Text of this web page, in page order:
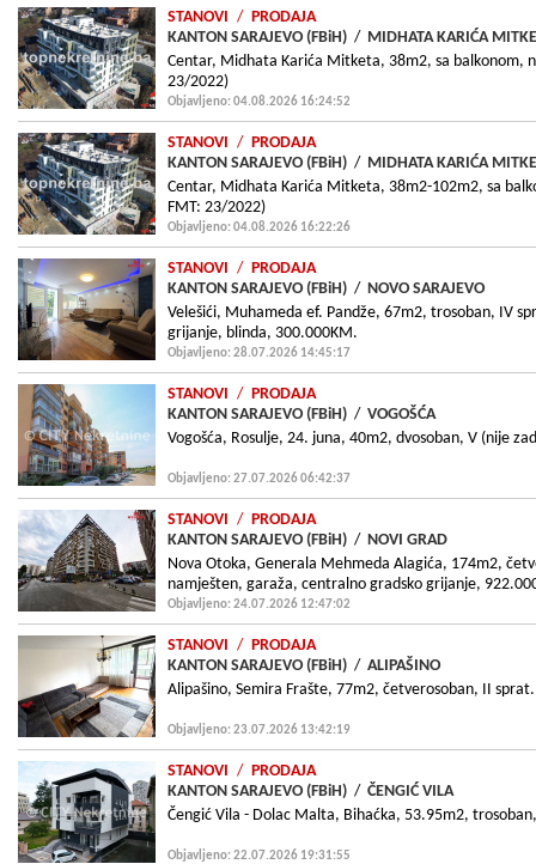
STANOVI / PRODAJA
KANTON SARAJEVO (FBiH) / MIDHATA KARIĆA
Centar, Midhata Karića Mitketa, 38m2, sa balkonom,
23/2022)
Objavljeno: 04.08.2026 16:24:52
STANOVI / PRODAJA
KANTON SARAJEVO (FBiH) / MIDHATA KARIĆA
Centar, Midhata Karića Mitketa, 38m2-102m2, sa
FMT: 23/2022)
Objavljeno: 04.08.2026 16:22:26
STANOVI / PRODAJA
KANTON SARAJEVO (FBiH) / NOVO SARAJEVO
Velešići, Muhameda ef. Pandže, 67m2, trosoban, IV
grijanje, blinda, 300.000KM.
Objavljeno: 28.07.2026 14:45:17
STANOVI / PRODAJA
KANTON SARAJEVO (FBiH) / VOGOŠĆA
Vogošća, Rosulje, 24. juna, 40m2, dvosoban, V (nije
Objavljeno: 27.07.2026 06:42:37
STANOVI / PRODAJA
KANTON SARAJEVO (FBiH) / NOVI GRAD
Nova Otoka, Generala Mehmeda Alagića, 174m2,
namješten, garaža, centralno gradsko grijanje,
Objavljeno: 24.07.2026 12:47:02
STANOVI / PRODAJA
KANTON SARAJEVO (FBiH) / ALIPAŠINO
Alipašino, Semira Frašte, 77m2, četverosoban, II
Objavljeno: 23.07.2026 13:42:19
STANOVI / PRODAJA
KANTON SARAJEVO (FBiH) / ČENGIĆ VILA
Čengić Vila - Dolac Malta, Bihaćka, 53.95m2,
Objavljeno: 22.07.2026 19:31:55